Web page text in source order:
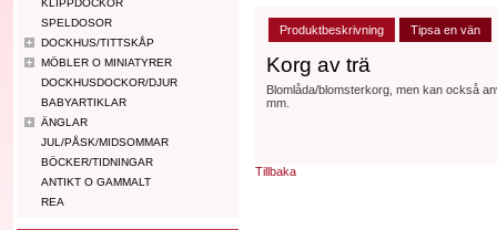
KLIPPDOCKOR
SPELDOSOR
DOCKHUS/TITTSKÅP
MÖBLER O MINIATYRER
DOCKHUSDOCKOR/DJUR
BABYARTIKLAR
ÄNGLAR
JUL/PÅSK/MIDSOMMAR
BÖCKER/TIDNINGAR
ANTIKT O GAMMALT
REA
Produktbeskrivning Tipsa en vän
Korg av trä
Blomlåda/blomsterkorg, men kan också
mm.
Tillbaka